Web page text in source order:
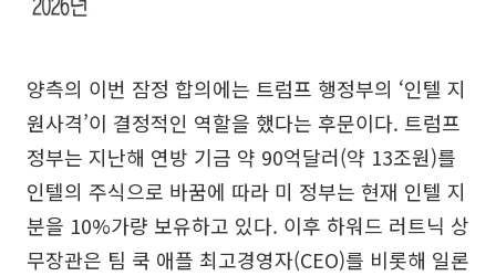
양측의 이번 잠정 합의에는 트럼프 행정부의 ‘인텔 지
원사격’이 결정적인 역할을 했다는 후문이다. 트럼프
정부는 지난해 연방 기금 약 90억달러(약 13조원)를
인텔의 주식으로 바꿈에 따라 미 정부는 현재 인텔 지
분을 10%가량 보유하고 있다. 이후 하워드 러트닉 상
무장관은 팀 쿡 애플 최고경영자(CEO)를 비롯해 일론